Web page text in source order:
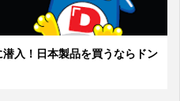
入！日本製品を買うならドン